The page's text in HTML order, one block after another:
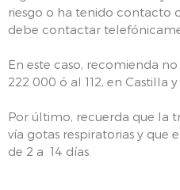
riesgo o ha tenido contacto
debe contactar
En este caso, recomienda
222 000 ó al 112, en Castilla y
Por último, recuerda que la
vía gotas respiratorias y que
de 2 a 14 días.